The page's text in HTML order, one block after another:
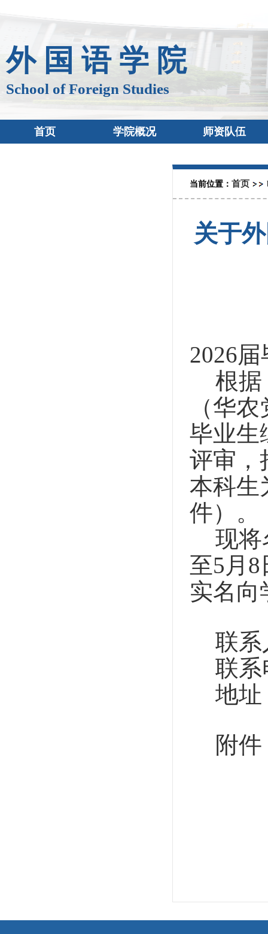
外 国 语 学 院
School of Foreign Studies
首页 学院概况 师资队伍
当前位置： 首页
关于
2026届
根据
（华
毕业生
评审，
本科生
件）。
现将
至5月
实名向
联系
联系
地址
附